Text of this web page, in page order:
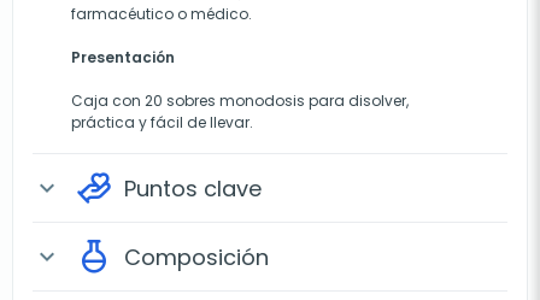
farmacéutico o médico.
Presentación
Caja con 20 sobres monodosis para disolver,
práctica y fácil de llevar.
expand_more Puntos clave
expand_more Composición